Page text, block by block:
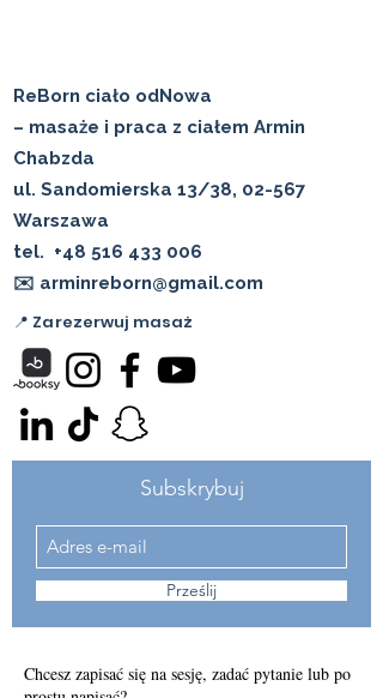
ReBorn ciało odNowa
– masaże i praca z ciałem Armin
Chabzda
ul. Sandomierska 13/38, 02-567
Warszawa
tel. +48 516 433 006
✉️ arminreborn@gmail.com
📍 Zarezerwuj masaż
Subskrybuj
Prześlij
Chcesz zapisać się na sesję, zadać pytanie lub po